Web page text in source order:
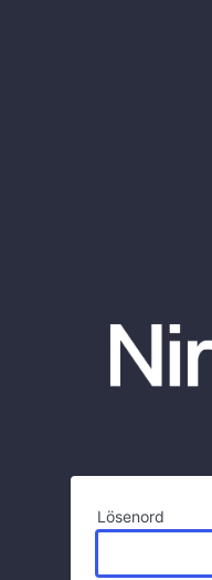
Lösenord